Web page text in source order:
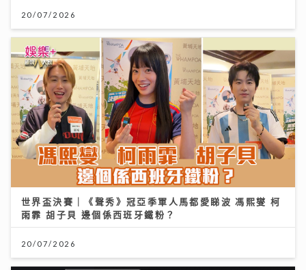
20/07/2026
世界盃決賽｜《聲秀》冠亞季軍人馬都愛睇波 馮熙燮 柯
雨霏 胡子貝 邊個係西班牙鐵粉？
20/07/2026